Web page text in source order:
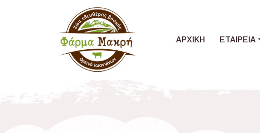
ΑΡΧΙΚΗ ΕΤΑΙΡΕΙΑ